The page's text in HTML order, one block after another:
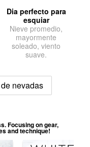
Dia perfecto para
esquiar
Nieve promedio,
mayormente
soleado, viento
suave.
nevadas